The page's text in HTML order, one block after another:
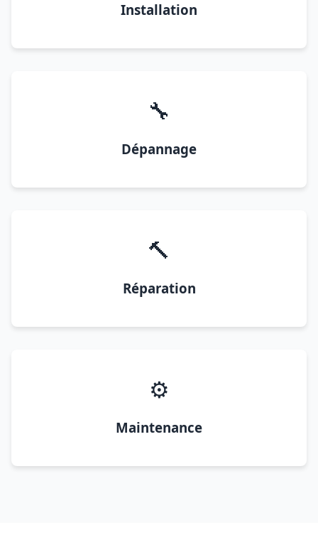
Installation
🔧
Dépannage
🔨
Réparation
⚙️
Maintenance